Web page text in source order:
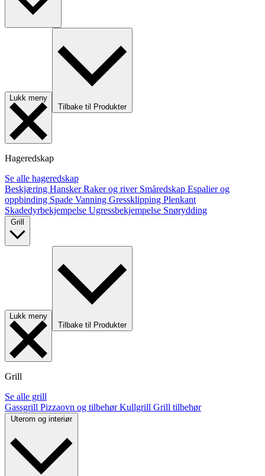
Lukk meny
Tilbake til Produkter
Hageredskap
Se alle hageredskap
Beskjæring HanskerRaker og river Småredskap Espalier og
oppbinding Spade Vanning Gressklipping Plenkant
Skadedyrbekjempelse Ugressbekjempelse Snørydding
Lukk meny
Tilbake til Produkter
Grill
Se alle grill
Gassgrill Pizzaovn og tilbehørKullgrill Grill tilbehør
Uterom og interiør